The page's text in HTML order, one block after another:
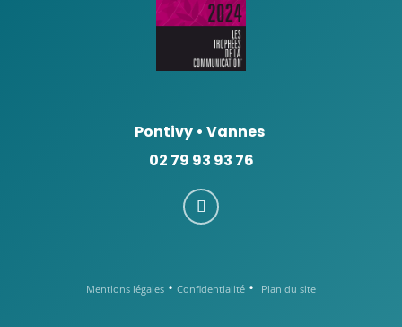
Pontivy • Vannes
02 79 93 93 76
Mentions légales • Confidentialité • Plan du site